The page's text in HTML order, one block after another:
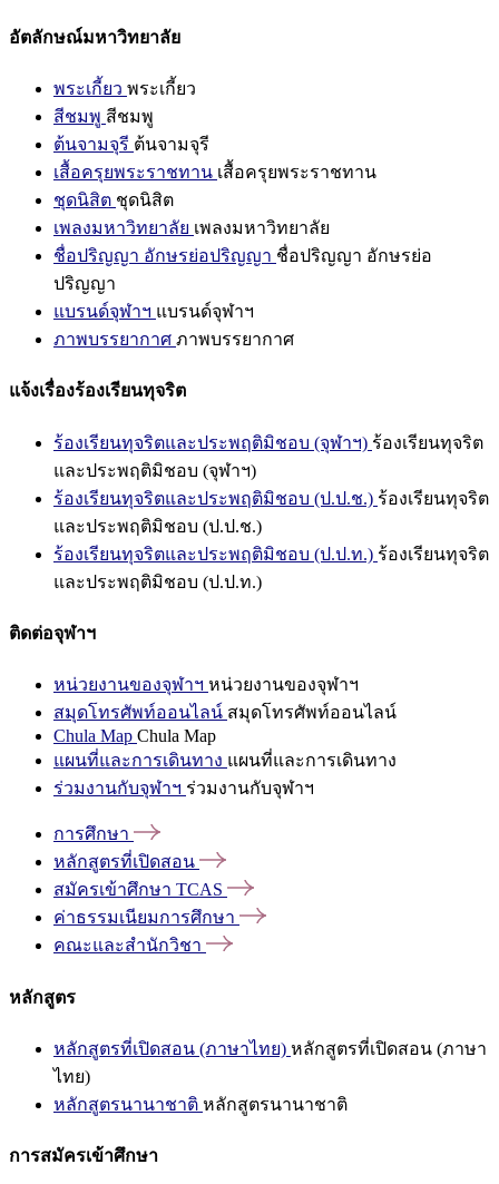
อัตลักษณ์มหาวิทยาลัย
พระเกี้ยว พระเกี้ยว
สีชมพู สีชมพู
ต้นจามจุรี ต้นจามจุรี
เสื้อครุยพระราชทาน เสื้อครุยพระราชทาน
ชุดนิสิต ชุดนิสิต
เพลงมหาวิทยาลัย เพลงมหาวิทยาลัย
ชื่อปริญญา อักษรย่อปริญญา ชื่อปริญญา อักษรย่อ
ปริญญา
แบรนด์จุฬาฯ แบรนด์จุฬาฯ
ภาพบรรยากาศ ภาพบรรยากาศ
แจ้งเรื่องร้องเรียนทุจริต
ร้องเรียนทุจริตและประพฤติมิชอบ (จุฬาฯ) ร้องเรียนทุจริต
และประพฤติมิชอบ (จุฬาฯ)
ร้องเรียนทุจริตและประพฤติมิชอบ (ป.ป.ช.) ร้องเรียนทุจริต
และประพฤติมิชอบ (ป.ป.ช.)
ร้องเรียนทุจริตและประพฤติมิชอบ (ป.ป.ท.) ร้องเรียนทุจริต
และประพฤติมิชอบ (ป.ป.ท.)
ติดต่อจุฬาฯ
หน่วยงานของจุฬาฯ หน่วยงานของจุฬาฯ
สมุดโทรศัพท์ออนไลน์ สมุดโทรศัพท์ออนไลน์
Chula Map Chula Map
แผนที่และการเดินทาง แผนที่และการเดินทาง
ร่วมงานกับจุฬาฯ ร่วมงานกับจุฬาฯ
การศึกษา
หลักสูตรที่เปิดสอน
สมัครเข้าศึกษา TCAS
ค่าธรรมเนียมการศึกษา
คณะและสำนักวิชา
หลักสูตร
หลักสูตรที่เปิดสอน (ภาษาไทย) หลักสูตรที่เปิดสอน (ภาษา
ไทย)
หลักสูตรนานาชาติ หลักสูตรนานาชาติ
การสมัครเข้าศึกษา